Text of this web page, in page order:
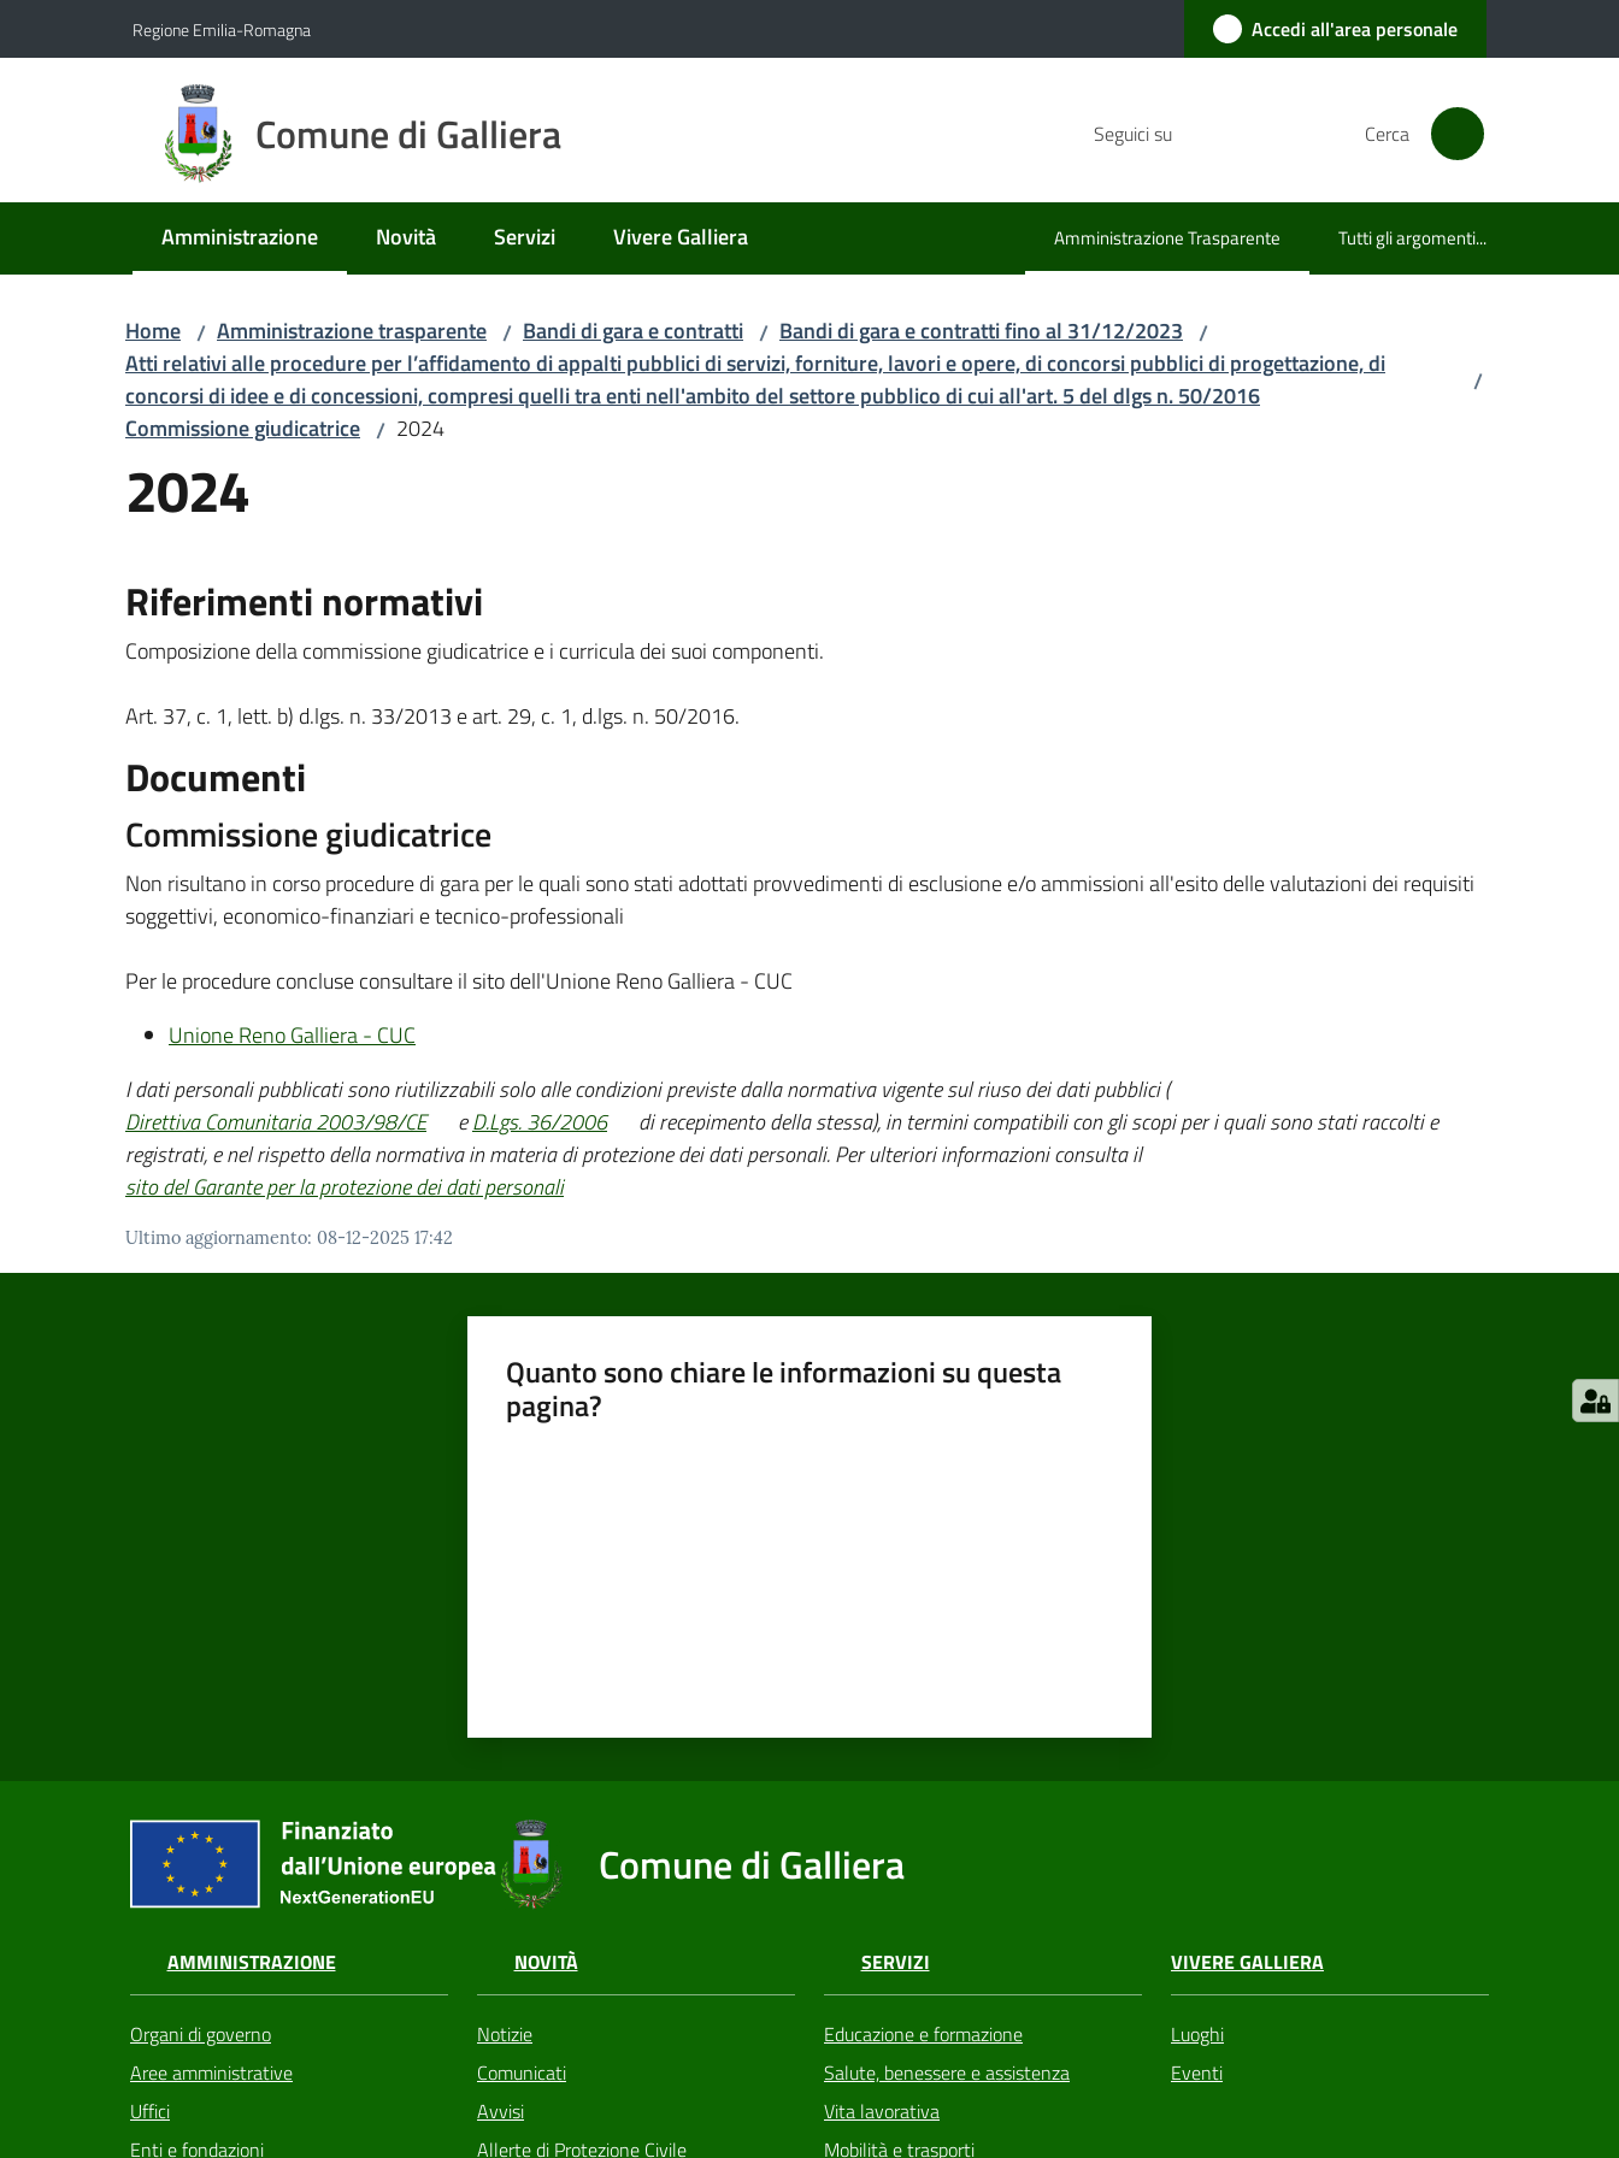
Regione Emilia-Romagna Accedi all'area personale
Comune di Galliera Seguici su Cerca
Amministrazione
Menu selezionato Novità Servizi Vivere Galliera Amministrazione Trasparente
Menu selezionato Tutti gli argomenti...
Home / Amministrazione trasparente / Bandi di gara e contratti / Bandi di gara e contratti fino al 31/12/2023 /
Atti relativi alle procedure per l’affidamento di appalti pubblici di servizi, forniture, lavori e opere, di concorsi pubblici di progettazione, di
concorsi di idee e di concessioni, compresi quelli tra enti nell'ambito del settore pubblico di cui all'art. 5 del dlgs n. 50/2016
/
Commissione giudicatrice / 2024
2024
Riferimenti normativi
Composizione della commissione giudicatrice e i curricula dei suoi componenti.
Art. 37, c. 1, lett. b) d.lgs. n. 33/2013 e art. 29, c. 1, d.lgs. n. 50/2016.
Documenti
Commissione giudicatrice
Non risultano in corso procedure di gara per le quali sono stati adottati provvedimenti di esclusione e/o ammissioni all'esito delle valutazioni dei requisiti
soggettivi, economico-finanziari e tecnico-professionali
Per le procedure concluse consultare il sito dell'Unione Reno Galliera - CUC
Unione Reno Galliera - CUC
I dati personali pubblicati sono riutilizzabili solo alle condizioni previste dalla normativa vigente sul riuso dei dati pubblici (
Direttiva Comunitaria 2003/98/CE
eD.Lgs. 36/2006
di recepimento della stessa), in termini compatibili con gli scopi per i quali sono stati raccolti e
registrati, e nel rispetto della normativa in materia di protezione dei dati personali. Per ulteriori informazioni consulta il
sito del Garante per la protezione dei dati personali
Ultimo aggiornamento: 08-12-2025 17:42
Quanto sono chiare le informazioni su questa
pagina?
Comune di Galliera
AMMINISTRAZIONE
Organi di governo
Aree amministrative
Uffici
Enti e fondazioni
NOVITÀ
Notizie
Comunicati
Avvisi
Allerte di Protezione Civile
SERVIZI
Educazione e formazione
Salute, benessere e assistenza
Vita lavorativa
Mobilità e trasporti
VIVERE GALLIERA
Luoghi
Eventi